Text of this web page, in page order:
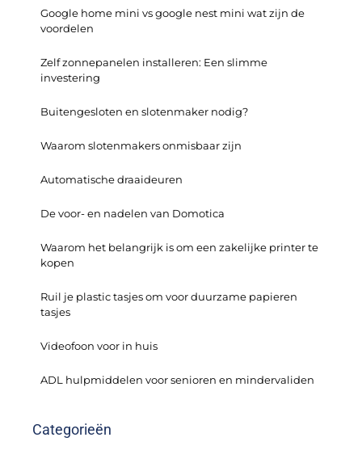
Google home mini vs google nest mini wat zijn de
voordelen
Zelf zonnepanelen installeren: Een slimme
investering
Buitengesloten en slotenmaker nodig?
Waarom slotenmakers onmisbaar zijn
Automatische draaideuren
De voor- en nadelen van Domotica
Waarom het belangrijk is om een zakelijke printer te
kopen
Ruil je plastic tasjes om voor duurzame papieren
tasjes
Videofoon voor in huis
ADL hulpmiddelen voor senioren en mindervaliden
Categorieën